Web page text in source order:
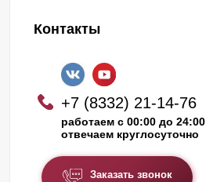
Контакты
+7 (8332) 21-14-76
работаем с 00:00 до 24:00
отвечаем круглосуточно
Заказать звонок